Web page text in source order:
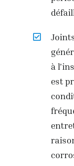
à
est